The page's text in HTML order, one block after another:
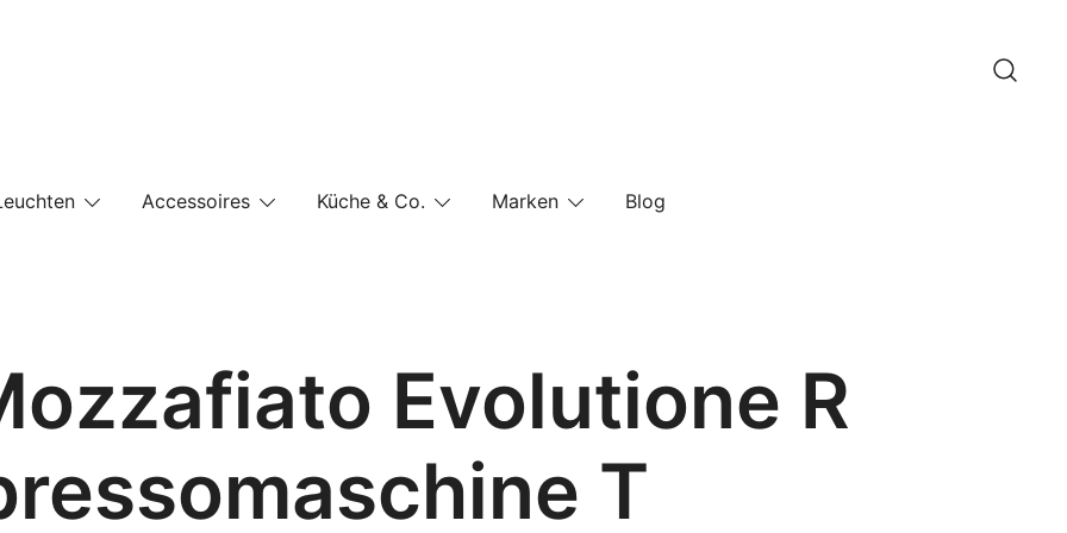
Accessoires Küche & Co. Marken Blog
Evolutione R
T